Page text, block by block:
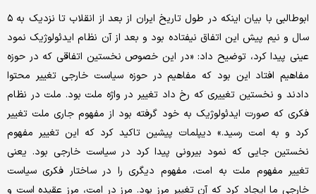
ابوطالبی با بیان اینکه در طول تاریخ ایران از بعد از انقلاب تا نزدیک به ۵
سال و نیم پیش این اتفاق نیفتاده بود و بعد از آن نظام ایدئولوژیک نمود
عینی پیدا کرد، توضیح داد: «در این خصوص نخستین اتفاقی که در حوزه
مفاهیم افتاد این بود که مفاهیم در حوزه سیاست خارجی تغییر محتوا
دادند و نخستین تغییری که رخ داد تغییر در واژه ملت بود. ملت در نظام
فکری که صورت ایدئولوژیک به خود گرفته بود از مفهوم جاری ملت تغییر
کرد و به امت رسید.» دیپلمات پیشین تاکید کرد که این تغییر مفهوم
نخستین جایی که نمود بیرونی پیدا کرد در سیاست خارجی بود. یعنی
تغییر مفهوم ملت به امت، مفهوم دیگری را در ساختار فکری سیاست
خارجی ما ایجاد کرد که آن تغییر مرز بود. مرز در امت، مرز عقیده است و